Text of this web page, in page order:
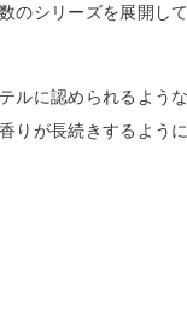
のシリーズを展開し
ルに認められるよう
りが長続きするよう